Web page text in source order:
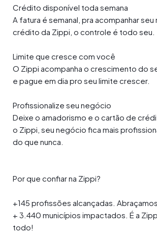
Crédito disponível toda semana
A fatura é semanal, pra acompanhar
crédito da Zippi, o controle é todo seu.
Limite que cresce com você
O Zippi acompanha o crescimento do
e pague em dia pro seu limite crescer.
Profissionalize seu negócio
Deixe o amadorismo e o cartão de
o Zippi, seu negócio fica mais
do que nunca.
Por que confiar na Zippi?
+145 profissões alcançadas.
+ 3.440 municípios impactados. É a
todo!